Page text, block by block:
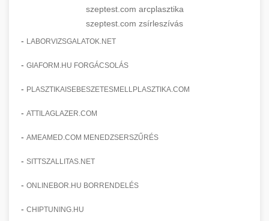
szeptest.com arcplasztika
szeptest.com zsírleszívás
- LABORVIZSGALATOK.NET
- GIAFORM.HU FORGÁCSOLÁS
- PLASZTIKAISEBESZETESMELLPLASZTIKA.COM
- ATTILAGLAZER.COM
- AMEAMED.COM MENEDZSERSZŰRÉS
- SITTSZALLITAS.NET
- ONLINEBOR.HU BORRENDELÉS
- CHIPTUNING.HU